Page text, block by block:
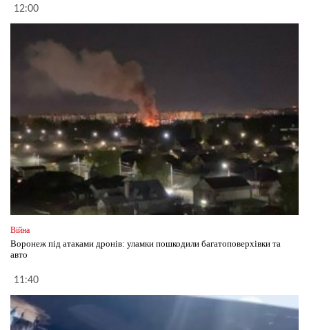
12:00
Війна
Воронеж під атаками дронів: уламки пошкодили багатоповерхівки та
авто
11:40